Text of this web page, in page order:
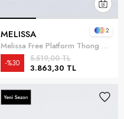
MELISSA
Melissa Free Platform Thong Ad Kadın Terlik
3.863,30 TL
5.519,00 TL
%30
2